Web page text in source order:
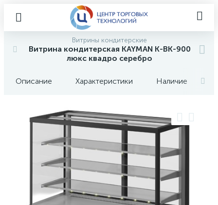
Витрины кондитерские
Витрина кондитерская KAYMAN K-ВК-900
люкс квадро серебро
Описание Характеристики Наличие